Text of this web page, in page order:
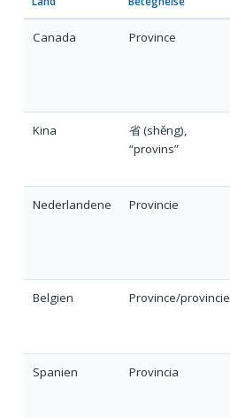
Canada Province
Kina
省 (shěng),
“provins”
Nederlandene Provincie
Belgien Province/provincie
Spanien Provincia